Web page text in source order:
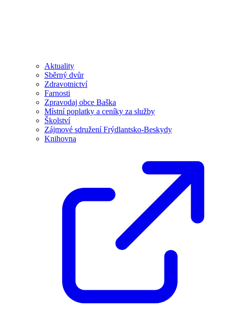
Aktuality
Sběrný dvůr
Zdravotnictví
Farnosti
Zpravodaj obce Baška
Místní poplatky a ceníky za služby
Školství
Zájmové sdružení Frýdlantsko-Beskydy
Knihovna